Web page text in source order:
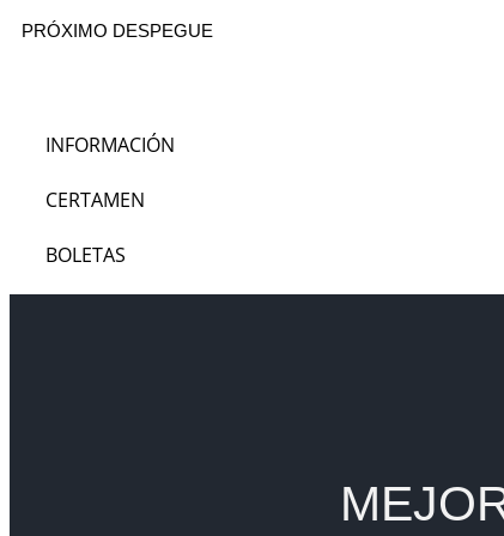
PRÓXIMO DESPEGUE
INFORMACIÓN
CERTAMEN
BOLETAS